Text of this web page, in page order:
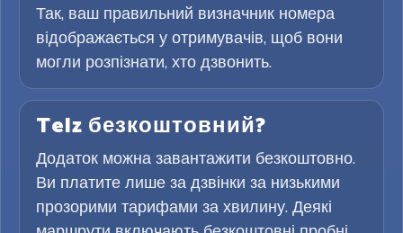
Так, ваш правильний визначник номера
відображається у отримувачів, щоб вони
могли розпізнати, хто дзвонить.
Telz безкоштовний?
Додаток можна завантажити безкоштовно.
Ви платите лише за дзвінки за низькими
прозорими тарифами за хвилину. Деякі